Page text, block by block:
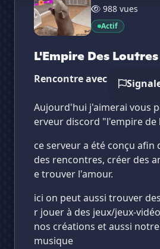
988 vues
Actif
L'Empire Des Loutres
Rencontre avec des
Aujourd'hui j'aimerai vous
erveur discord "l'empire de
ce serveur a été conçu afin
des rencontres, créer des
e trouver l'amour.
ici on peut aussi trouver
r jouer à des jeux/jeux-
nos créations et aussi
musique
Vote pourL'Empire
Es-tu sûr de vouloir supprimer
Supprimer